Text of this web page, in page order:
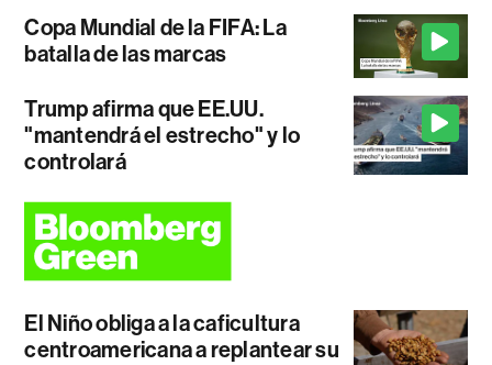
Copa Mundial de la FIFA: La
batalla de las marcas
Trump afirma que EE.UU.
"mantendrá el estrecho" y lo
controlará
El Niño obliga a la caficultura
centroamericana a replantear su